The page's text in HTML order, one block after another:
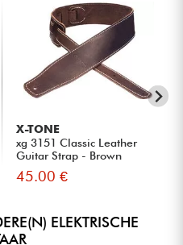
X-TONE
xg 3151 Classic Leather
Guitar Strap - Brown
45.00 €
ELEKTRISCHE